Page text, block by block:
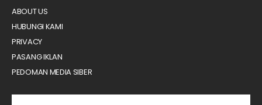
ABOUT US
HUBUNGI KAMI
PRIVACY
PASANG IKLAN
PEDOMAN MEDIA SIBER